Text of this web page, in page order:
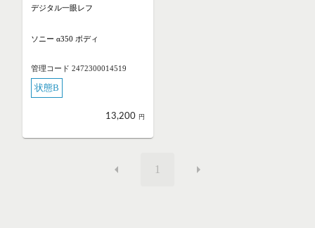
デジタル一眼レフ
ソニー α350 ボディ
管理コード 2472300014519
状態B
13,200 円
1